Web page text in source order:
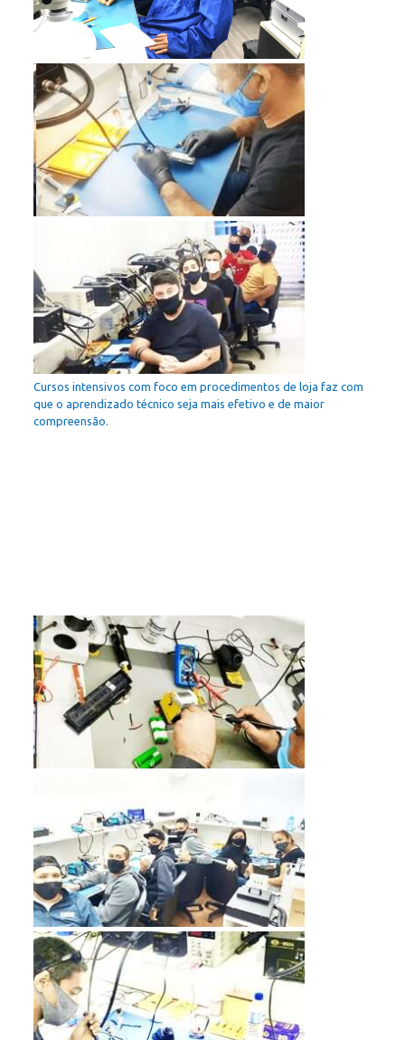
Cursos intensivos com foco em procedimentos de loja faz com
que o aprendizado técnico seja mais efetivo e de maior
compreensão.